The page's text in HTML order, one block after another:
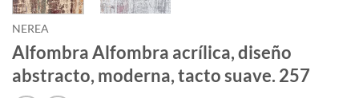
NEREA
Alfombra Alfombra acrílica, diseño
abstracto, moderna, tacto suave. 257